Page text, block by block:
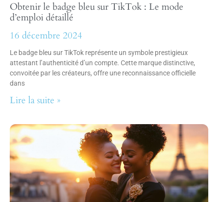
Obtenir le badge bleu sur TikTok : Le mode
d’emploi détaillé
16 décembre 2024
Le badge bleu sur TikTok représente un symbole prestigieux
attestant l’authenticité d’un compte. Cette marque distinctive,
convoitée par les créateurs, offre une reconnaissance officielle
dans
Lire la suite »